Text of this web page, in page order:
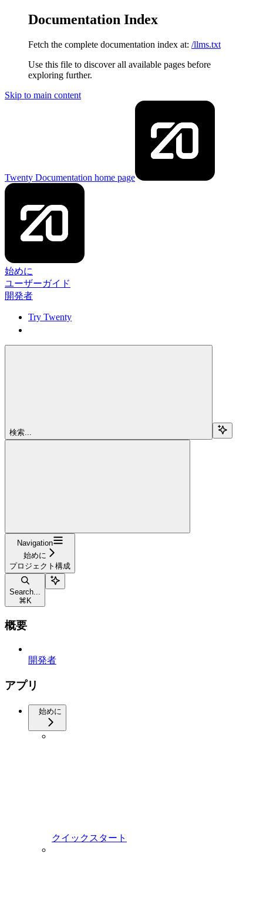
Documentation Index
Fetch the complete documentation index at: /llms.txt
Use this file to discover all available pages before
exploring further.
Skip to main content
Twenty Documentation home page
始めに
ユーザーガイド
開発者
Try Twenty
検索...
Navigation
始めに
プロジェクト構成
Search...
⌘ K
概要
開発者
アプリ
始めに
クイックスタート